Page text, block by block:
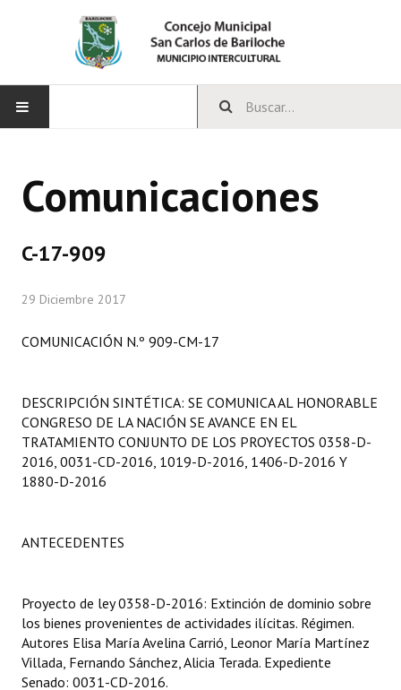
CONCEJO
Comisiones Especiales
Programas
LEGISLACIÓN
Constitución Provincial
Reglamento Interno
Digesto
Organigrama
Comunicaciones
C-17-909
29 Diciembre 2017
COMUNICACIÓN N.º 909-CM-17
DESCRIPCIÓN SINTÉTICA: SE COMUNICA AL HONORABLE
CONGRESO DE LA NACIÓN SE AVANCE EN EL
TRATAMIENTO CONJUNTO DE LOS PROYECTOS 0358-D-
2016, 0031-CD-2016, 1019-D-2016, 1406-D-2016 Y
1880-D-2016
ANTECEDENTES
Proyecto de ley 0358-D-2016: Extinción de dominio sobre
los bienes provenientes de actividades ilícitas. Régimen.
Autores Elisa María Avelina Carrió, Leonor María Martínez
Villada, Fernando Sánchez, Alicia Terada. Expediente
Senado: 0031-CD-2016.